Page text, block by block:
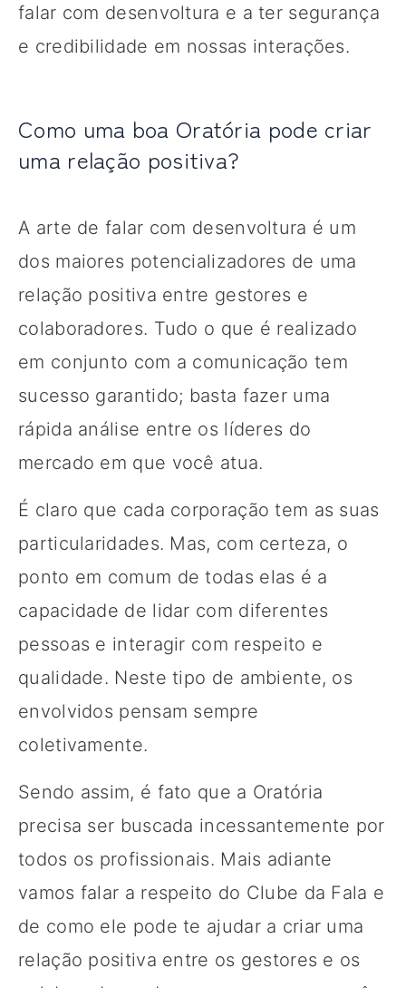
falar com desenvoltura e a ter segurança
e credibilidade em nossas interações.
Como uma boa Oratória pode criar
uma relação positiva?
A arte de falar com desenvoltura é um
dos maiores potencializadores de uma
relação positiva entre gestores e
colaboradores. Tudo o que é realizado
em conjunto com a comunicação tem
sucesso garantido; basta fazer uma
rápida análise entre os líderes do
mercado em que você atua.
É claro que cada corporação tem as suas
particularidades. Mas, com certeza, o
ponto em comum de todas elas é a
capacidade de lidar com diferentes
pessoas e interagir com respeito e
qualidade. Neste tipo de ambiente, os
envolvidos pensam sempre
coletivamente.
Sendo assim, é fato que a Oratória
precisa ser buscada incessantemente por
todos os profissionais. Mais adiante
vamos falar a respeito do Clube da Fala e
de como ele pode te ajudar a criar uma
relação positiva entre os gestores e os